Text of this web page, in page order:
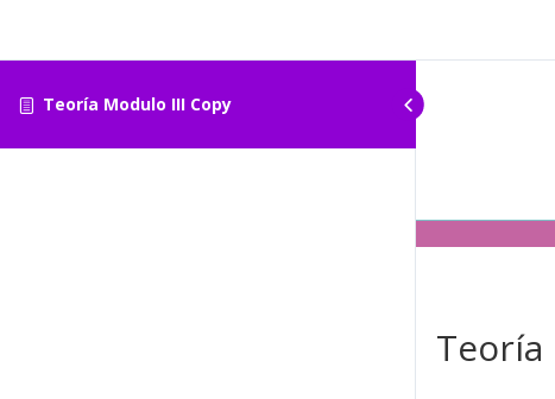
Teoría Modulo III Copy
Teoría